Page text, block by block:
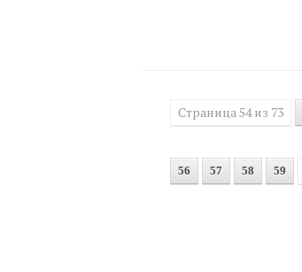
Страница 54 из 73
56 57 58 59